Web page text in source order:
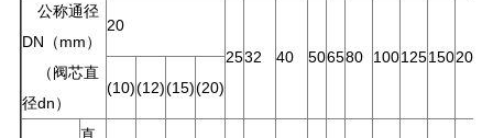
公称通径
DN（mm）
（阀芯直
径dn）
20
2532 40 506580 100125150200
(10)(12)(15)(20)
直